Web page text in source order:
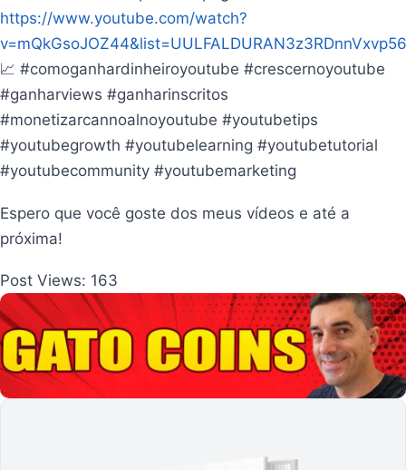
https://www.youtube.com/watch?
📈 #comoganhardinheiroyoutube #crescernoyoutube
#ganharviews #ganharinscritos
#monetizarcannoalnoyoutube #youtubetips
#youtubegrowth #youtubelearning #youtubetutorial
#youtubecommunity #youtubemarketing
Espero que você goste dos meus vídeos e até a
próxima!
Post Views: 163